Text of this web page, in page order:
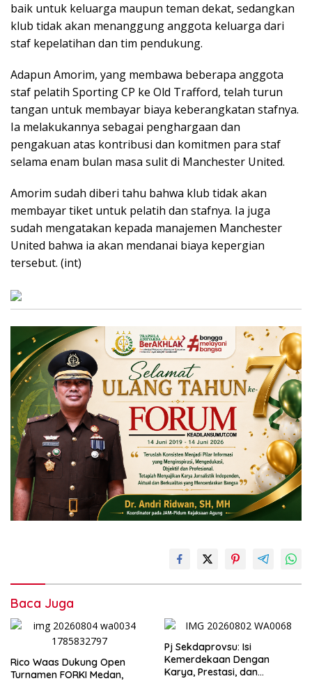
baik untuk keluarga maupun teman dekat, sedangkan
klub tidak akan menanggung anggota keluarga dari
staf kepelatihan dan tim pendukung.
Adapun Amorim, yang membawa beberapa anggota
staf pelatih Sporting CP ke Old Trafford, telah turun
tangan untuk membayar biaya keberangkatan stafnya.
Ia melakukannya sebagai penghargaan dan
pengakuan atas kontribusi dan komitmen para staf
selama enam bulan masa sulit di Manchester United.
Amorim sudah diberi tahu bahwa klub tidak akan
membayar tiket untuk pelatih dan stafnya. Ia juga
sudah mengatakan kepada manajemen Manchester
United bahwa ia akan mendanai biaya kepergian
tersebut. (int)
Baca Juga
Rico Waas Dukung Open
Turnamen FORKI Medan,
Pj Sekdaprovsu: Isi
Kemerdekaan Dengan
Karya, Prestasi, dan